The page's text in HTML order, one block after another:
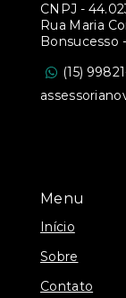
Menu
Início
Sobre
Contato
CNPJ -
Rua Maria
Bonsucesso
(15)